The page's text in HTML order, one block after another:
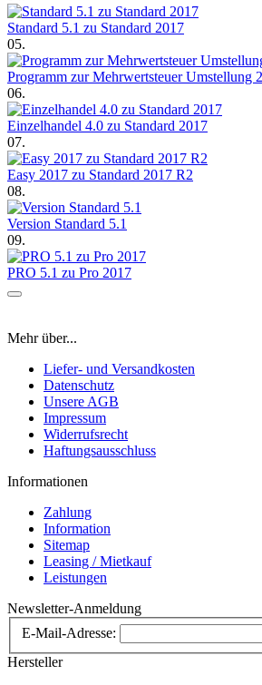
Standard 5.1 zu Standard 2017
05.
Programm zur Mehrwertsteuer Umstellung
06.
Einzelhandel 4.0 zu Standard 2017
07.
Easy 2017 zu Standard 2017 R2
08.
Version Standard 5.1
09.
PRO 5.1 zu Pro 2017
Mehr über...
Liefer- und Versandkosten
Datenschutz
Unsere AGB
Impressum
Widerrufsrecht
Haftungsausschluss
Informationen
Zahlung
Information
Sitemap
Leasing / Mietkauf
Leistungen
Newsletter-Anmeldung
E-Mail-Adresse:
Hersteller